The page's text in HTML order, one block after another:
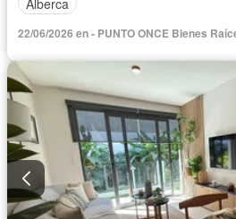
22/06/2026 en - PUNTO ONCE Bienes